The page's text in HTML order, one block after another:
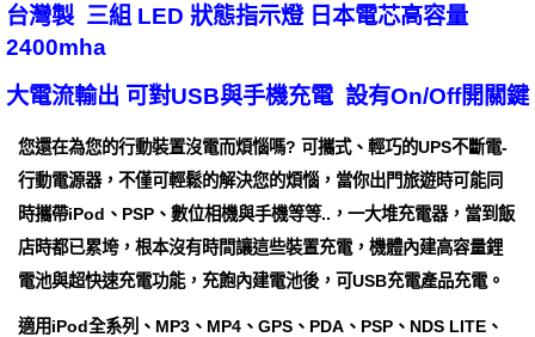
台灣製 三組 LED 狀態指示燈 日本電芯高容量
2400mha
大電流輸出 可對USB與手機充電 設有On/Off開關鍵
您還在為您的行動裝置沒電而煩惱嗎? 可攜式、輕巧的UPS不斷電-
行動電源器，不僅可輕鬆的解決您的煩惱，當你出門旅遊時可能同
時攜帶iPod、PSP、數位相機與手機等等..，一大堆充電器，當到飯
店時都已累垮，根本沒有時間讓這些裝置充電，機體內建高容量鋰
電池與超快速充電功能，充飽內建電池後，可USB充電產品充電。
適用iPod全系列、MP3、MP4、GPS、PDA、PSP、NDS LITE、